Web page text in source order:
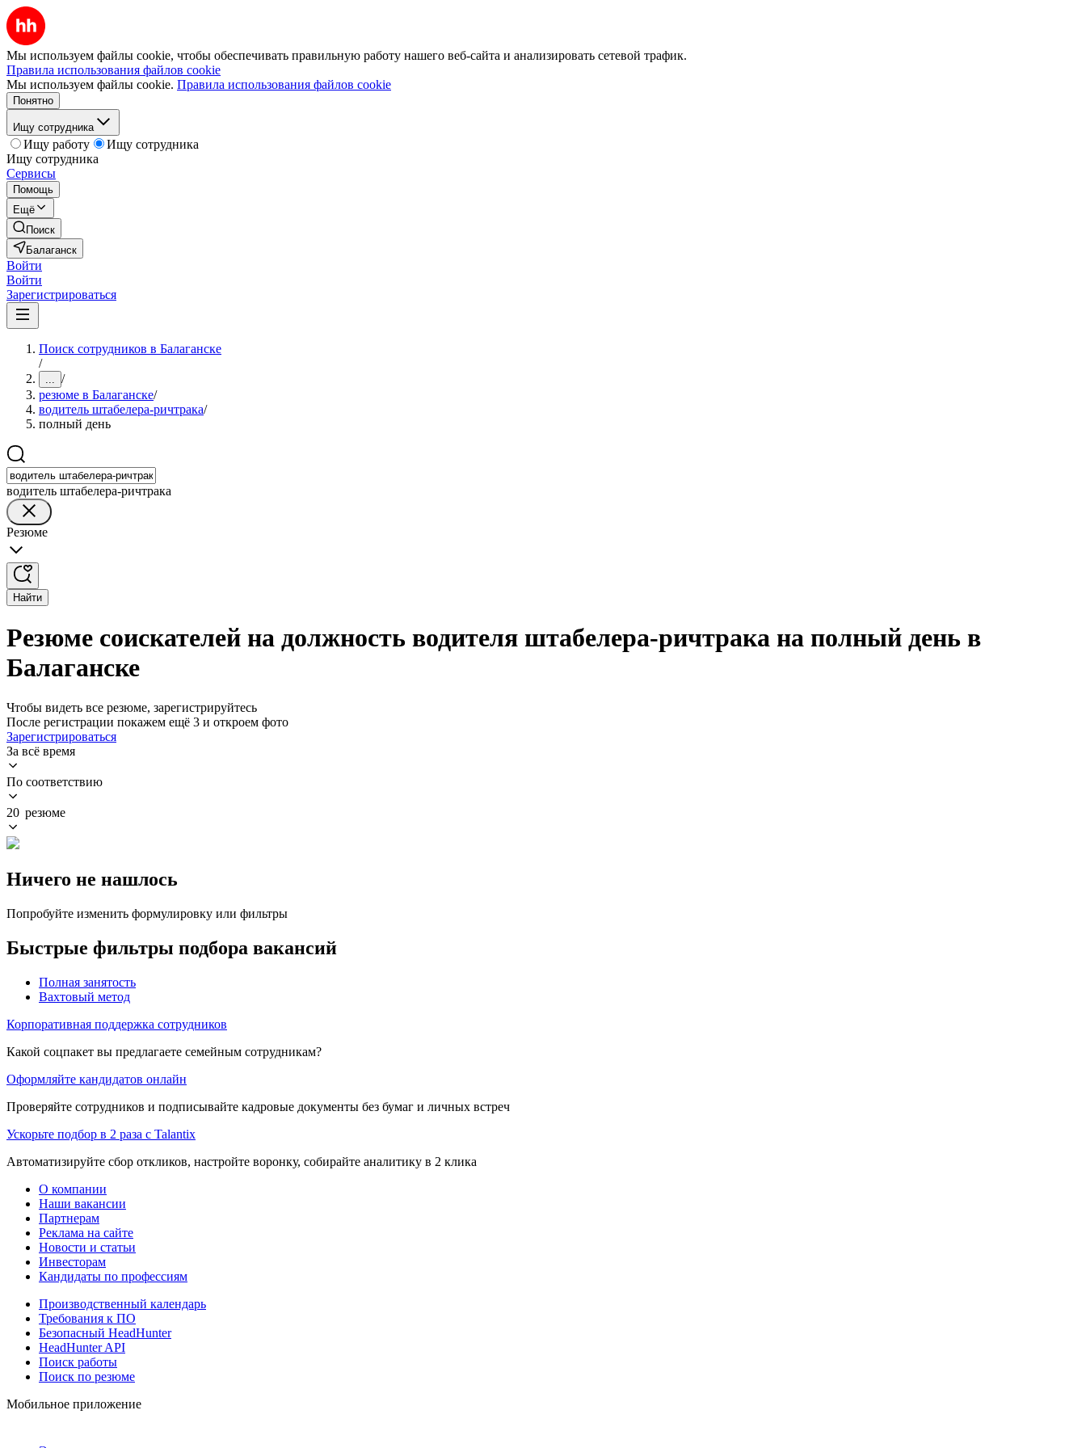
Мы используем файлы cookie, чтобы обеспечивать правильную работу нашего веб-сайта и анализировать сетевой трафик.
Правила использования файлов cookie
Мы используем файлы cookie. Правила использования файлов cookie
Понятно
Ищу сотрудника
Ищу работу
Ищу сотрудника
Ищу сотрудника
Сервисы
Помощь
Ещё
Поиск
Балаганск
Войти
Войти
Зарегистрироваться
Поиск сотрудников в Балаганске
/
... /
резюме в Балаганске/
водитель штабелера-ричтрака/
полный день
водитель штабелера-ричтрака
Резюме
Найти
Резюме соискателей на должность водителя штабелера-ричтрака на полный день в
Балаганске
Чтобы видеть все резюме, зарегистрируйтесь
После регистрации покажем ещё 3 и откроем фото
Зарегистрироваться
За всё время
По соответствию
20 резюме
Ничего не нашлось
Попробуйте изменить формулировку или фильтры
Быстрые фильтры подбора вакансий
Полная занятость
Вахтовый метод
Корпоративная поддержка сотрудников
Какой соцпакет вы предлагаете семейным сотрудникам?
Оформляйте кандидатов онлайн
Проверяйте сотрудников и подписывайте кадровые документы без бумаг и личных встреч
Ускорьте подбор в 2 раза с Talantix
Автоматизируйте сбор откликов, настройте воронку, собирайте аналитику в 2 клика
О компании
Наши вакансии
Партнерам
Реклама на сайте
Новости и статьи
Инвесторам
Кандидаты по профессиям
Производственный календарь
Требования к ПО
Безопасный HeadHunter
HeadHunter API
Поиск работы
Поиск по резюме
Мобильное приложение